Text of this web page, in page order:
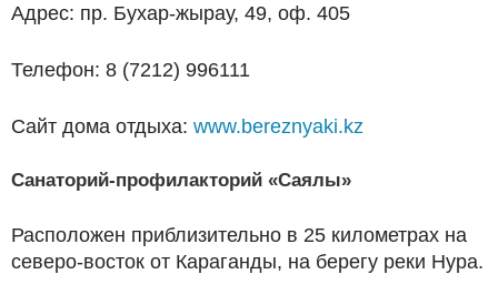
Адрес: пр. Бухар­-жырау, 49, оф. 405
Телефон: 8 (7212) 996­111
Сайт дома отдыха: www.bereznyaki.kz
Санаторий-­профилакторий «Саялы»
Расположен приблизительно в 25 километрах на
северо-восток от Караганды, на берегу реки Нура.